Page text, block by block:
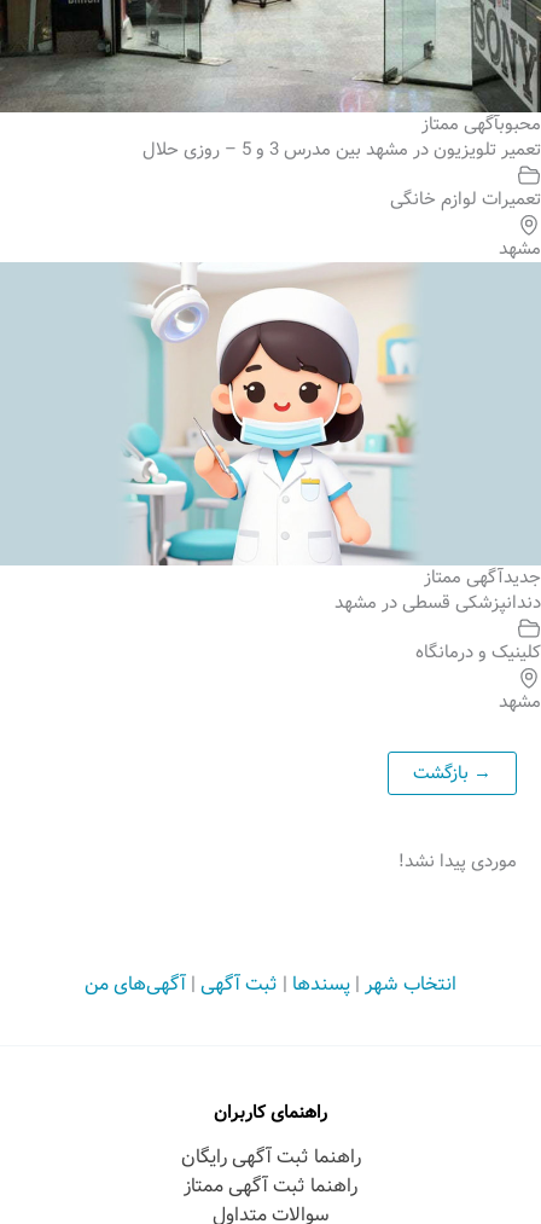
موردی پیدا نشد!
محبوبآگهی ممتاز
تعمیر تلویزیون در مشهد بین مدرس 3 و 5 – روزی حلال
تعمیرات لوازم خانگی
مشهد
جدیدآگهی ممتاز
دندانپزشکی قسطی در مشهد
کلینیک و درمانگاه
مشهد
انتخاب شهر | پسندها | ثبت آگهی | آگهی‌های من
راهنمای کاربران
راهنما ثبت آگهی رایگان
راهنما ثبت آگهی ممتاز
سوالات متداول